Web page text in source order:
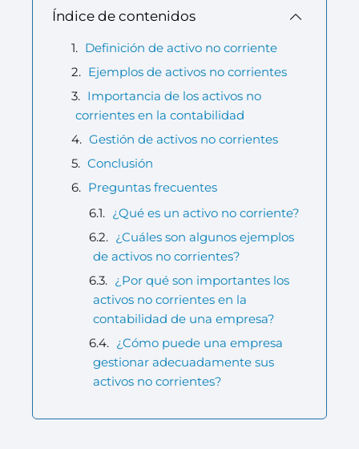
Índice de contenidos
Definición de activo no corriente
Ejemplos de activos no corrientes
Importancia de los activos no
corrientes en la contabilidad
Gestión de activos no corrientes
Conclusión
Preguntas frecuentes
¿Qué es un activo no corriente?
¿Cuáles son algunos ejemplos
de activos no corrientes?
¿Por qué son importantes los
activos no corrientes en la
contabilidad de una empresa?
¿Cómo puede una empresa
gestionar adecuadamente sus
activos no corrientes?